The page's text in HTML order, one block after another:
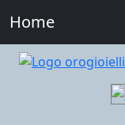
Home